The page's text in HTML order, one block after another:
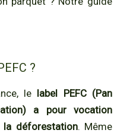
?
le label PEFC (Pan
a pour vocation
déforestation. Même